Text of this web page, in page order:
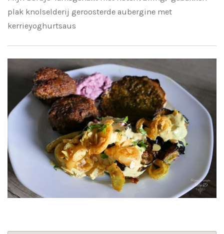
plak knolselderij geroosterde aubergine met
kerrieyoghurtsaus